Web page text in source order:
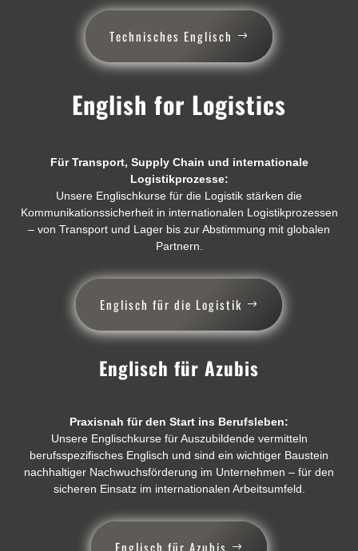
Technisches Englisch
English for Logistics
Für Transport, Supply Chain und internationale
Logistikprozesse:
Unsere Englischkurse für die Logistik stärken die
Kommunikationssicherheit in internationalen Logistikprozessen
– von Transport und Lager bis zur Abstimmung mit globalen
Partnern.
Englisch für die Logistik
Englisch für Azubis
Praxisnah für den Start ins Berufsleben:
Unsere Englischkurse für Auszubildende vermitteln
berufsspezifisches Englisch und sind ein wichtiger Baustein
nachhaltiger Nachwuchsförderung im Unternehmen – für den
sicheren Einsatz im internationalen Arbeitsumfeld.
Englisch für Azubis